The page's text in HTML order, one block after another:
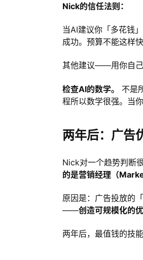
Nick的信任法则：
当AI建议你「多花钱
成功。预算不能这样
其他建议——用你自
检查AI的数学。
不是
程所以数学很强。当
两年后：广告
Nick对一个趋势判断
的是营销经理（
原因是：广告投放的
——创造可规模化的
两年后，最值钱的技